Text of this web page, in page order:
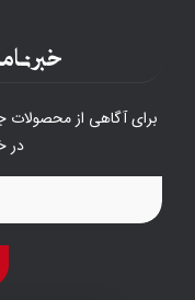
برای آگاهی از
در